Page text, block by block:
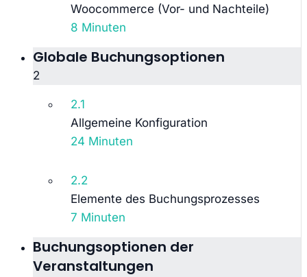
Woocommerce (Vor- und Nachteile)
8 Minuten
Globale Buchungsoptionen
2
2.1
Allgemeine Konfiguration
24 Minuten
2.2
Elemente des Buchungsprozesses
7 Minuten
Buchungsoptionen der
Veranstaltungen